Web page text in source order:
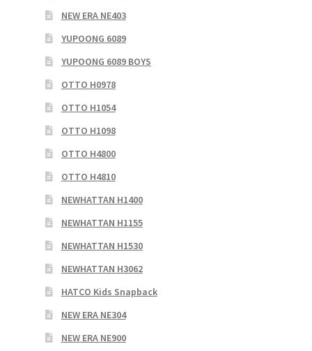
NEW ERA NE403
YUPOONG 6089
YUPOONG 6089 BOYS
OTTO H0978
OTTO H1054
OTTO H1098
OTTO H4800
OTTO H4810
NEWHATTAN H1400
NEWHATTAN H1155
NEWHATTAN H1530
NEWHATTAN H3062
HATCO Kids Snapback
NEW ERA NE304
NEW ERA NE900